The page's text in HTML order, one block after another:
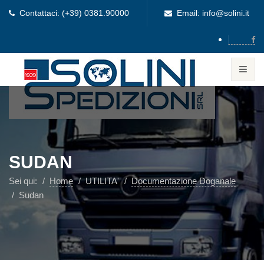
Contattaci: (+39) 0381.90000 Email: info@solini.it
SUDAN
Sei qui: Home UTILITA'
Documentazione Doganale
Sudan